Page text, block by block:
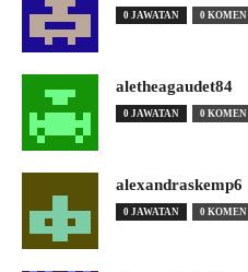
0 JAWATAN 0 KOMEN
aletheagaudet84
0 JAWATAN 0 KOMEN
alexandraskemp6
0 JAWATAN 0 KOMEN